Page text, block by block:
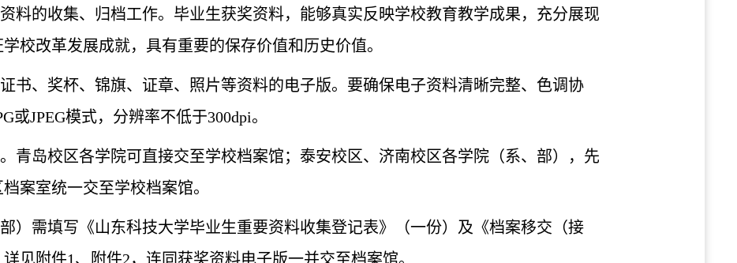
料的收集、归档工作。毕业生获奖资料，能够真实反映学校教育教学成果，充分展现
校改革发展成就，具有重要的保存价值和历史价值。
书、奖杯、锦旗、证章、照片等资料的电子版。要确保电子资料清晰完整、色调协
或JPEG模式，分辨率不低于300dpi。
青岛校区各学院可直接交至学校档案馆；泰安校区、济南校区各学院（系、部），先
案室统一交至学校档案馆。
）需填写《山东科技大学毕业生重要资料收集登记表》（一份）及《档案移交（接
见附件1、附件2，连同获奖资料电子版一并交至档案馆。